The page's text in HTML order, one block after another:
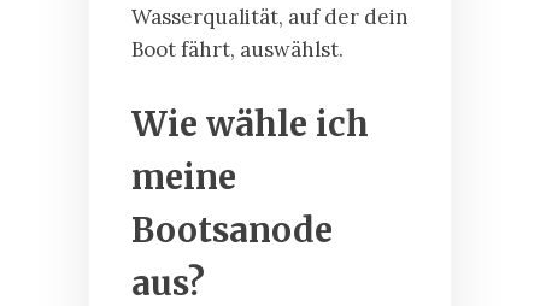
Wasserqualität, auf der dein
Boot fährt, auswählst.
Wie wähle ich
meine
Bootsanode
aus?